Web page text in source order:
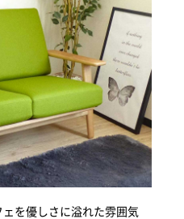
を優しさに溢れた雰囲気